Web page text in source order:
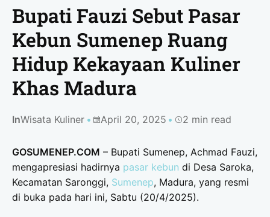
Bupati Fauzi Sebut Pasar
Kebun Sumenep Ruang
Hidup Kekayaan Kuliner
Khas Madura
InWisata Kuliner April 20, 2025 2 min read
GOSUMENEP.COM – Bupati Sumenep, Achmad Fauzi,
mengapresiasi hadirnya pasar kebun di Desa Saroka,
Kecamatan Saronggi, Sumenep, Madura, yang resmi
di buka pada hari ini, Sabtu (20/4/2025).